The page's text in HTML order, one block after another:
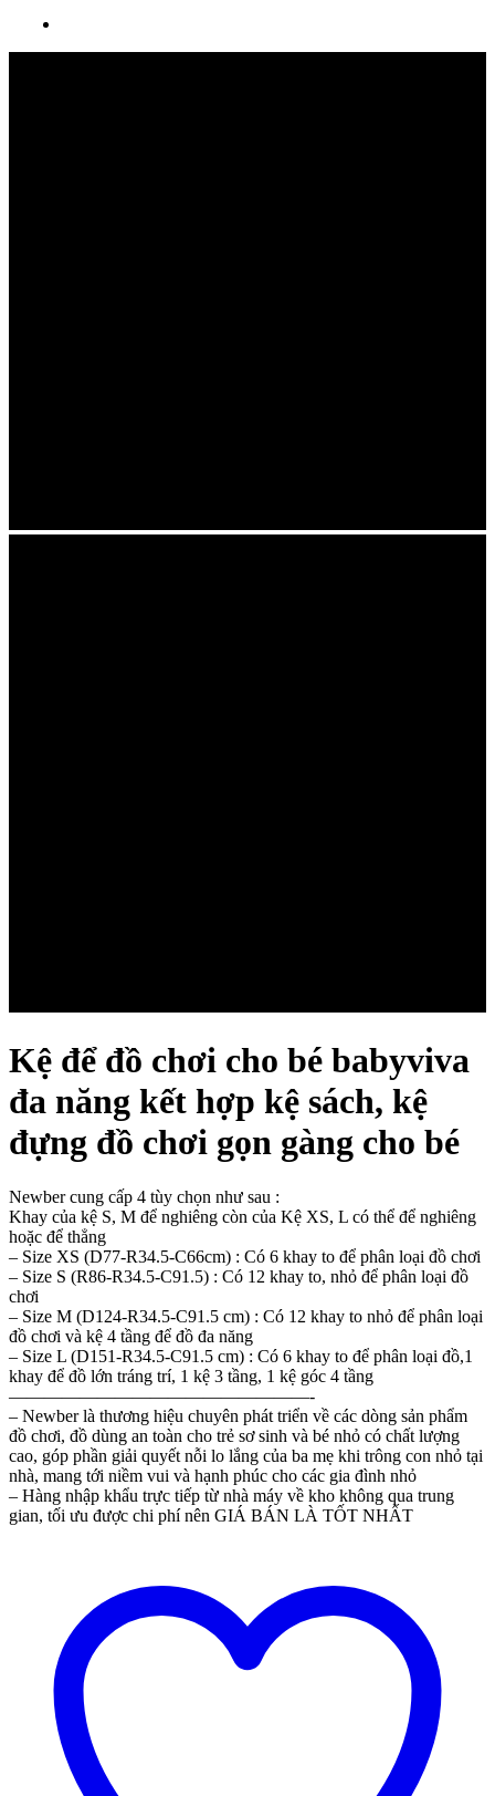
Kệ để đồ chơi cho bé babyviva
đa năng kết hợp kệ sách, kệ
đựng đồ chơi gọn gàng cho bé
Newber cung cấp 4 tùy chọn như sau :
Khay của kệ S, M để nghiêng còn của Kệ XS, L có thể để nghiêng
hoặc để thẳng
– Size XS (D77-R34.5-C66cm) : Có 6 khay to để phân loại đồ chơi
– Size S (R86-R34.5-C91.5) : Có 12 khay to, nhỏ để phân loại đồ
chơi
– Size M (D124-R34.5-C91.5 cm) : Có 12 khay to nhỏ để phân loại
đồ chơi và kệ 4 tầng để đồ đa năng
– Size L (D151-R34.5-C91.5 cm) : Có 6 khay to để phân loại đồ,1
khay để đồ lớn tráng trí, 1 kệ 3 tầng, 1 kệ góc 4 tầng
—————————————————-
– Newber là thương hiệu chuyên phát triển về các dòng sản phẩm
đồ chơi, đồ dùng an toàn cho trẻ sơ sinh và bé nhỏ có chất lượng
cao, góp phần giải quyết nỗi lo lắng của ba mẹ khi trông con nhỏ tại
nhà, mang tới niềm vui và hạnh phúc cho các gia đình nhỏ
– Hàng nhập khẩu trực tiếp từ nhà máy về kho không qua trung
gian, tối ưu được chi phí nên GIÁ BÁN LÀ TỐT NHẤT